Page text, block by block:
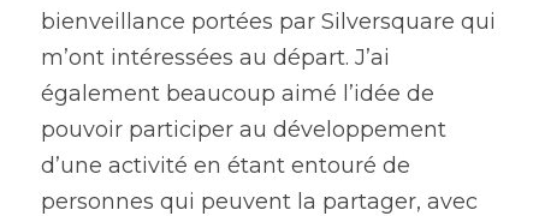
bienveillance portées par Silversquare qui
m’ont intéressées au départ. J’ai
également beaucoup aimé l’idée de
pouvoir participer au développement
d’une activité en étant entouré de
personnes qui peuvent la partager, avec